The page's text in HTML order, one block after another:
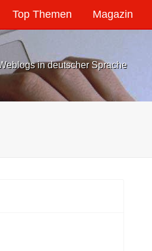
Top Themen Magazin
in deutscher Sprache